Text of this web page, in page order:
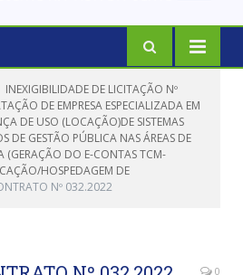
INEXIGIBILIDADE DE LICITAÇÃO Nº
DE EMPRESA ESPECIALIZADA EM
DE USO (LOCAÇÃO)DE SISTEMAS
DE GESTÃO PÚBLICA NAS ÁREAS DE
(GERAÇÃO DO E-CONTAS TCM-
HOSPEDAGEM DE
Nº 032.2022
0